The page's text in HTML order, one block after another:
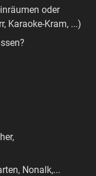
oder
Karaoke-Kram, ...)
Nonalk,...